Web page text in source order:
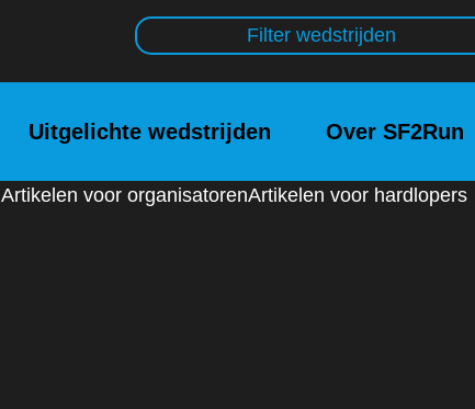
Filter wedstrijden
Uitgelichte wedstrijden Over SF2Run
Artikelen voor organisatorenArtikelen voor hardlopers